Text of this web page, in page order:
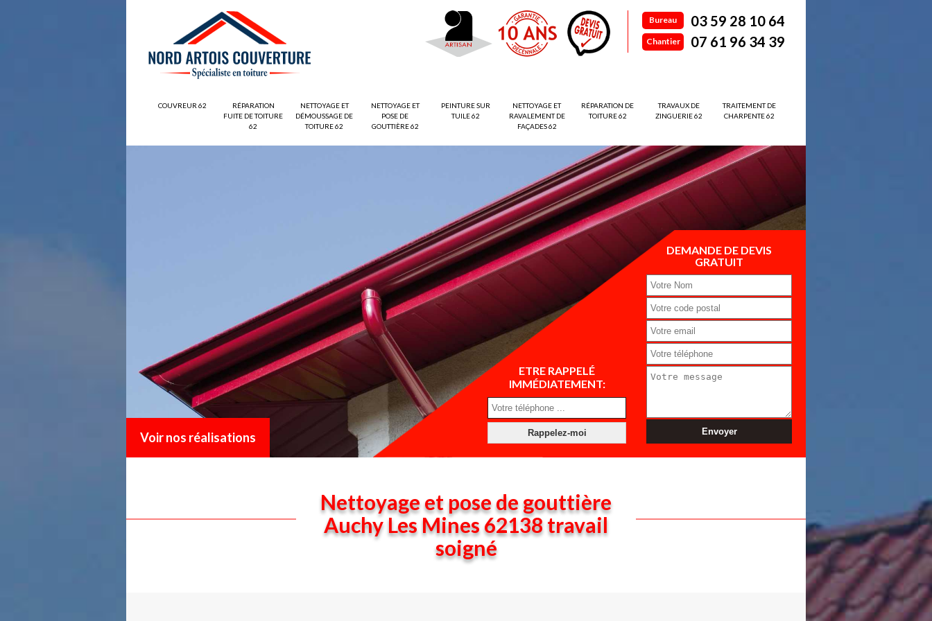
Bureau 03 59 28 10 64
Chantier 07 61 96 34 39
COUVREUR 62
RÉPARATION
FUITE DE TOITURE
62
NETTOYAGE ET
DÉMOUSSAGE DE
TOITURE 62
NETTOYAGE ET
POSE DE
GOUTTIÈRE 62
PEINTURE SUR
TUILE 62
NETTOYAGE ET
RAVALEMENT DE
FAÇADES 62
RÉPARATION DE
TOITURE 62
TRAVAUX DE
ZINGUERIE 62
TRAITEMENT DE
CHARPENTE 62
Voir nos réalisations
ETRE RAPPELÉ
IMMÉDIATEMENT:
DEMANDE DE DEVIS
GRATUIT
Nettoyage et pose de gouttière
Auchy Les Mines 62138 travail
soigné